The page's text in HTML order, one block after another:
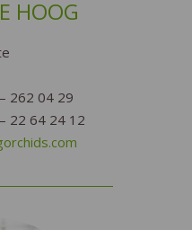
HOOG
262 04 29
22 64 24 12